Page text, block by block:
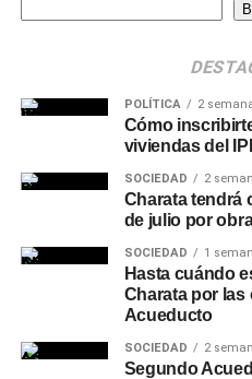
POLÍTICA 2
Cómo
viviendas del
SOCIEDAD 2
Charata tendrá
de julio por
SOCIEDAD 1
Hasta cuándo
Charata por
Acueducto
SOCIEDAD 2
Segundo